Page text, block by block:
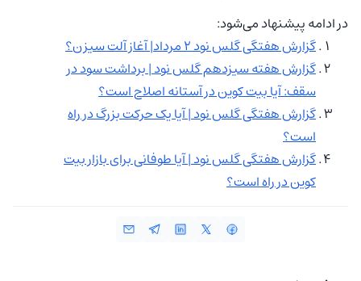
در ادامه پیشنهاد می‌شود:
گزارش هفتگی گلس نود ۲ مرداد| آغاز آلت سیزن؟
گزارش هفته سیزدهم گلس نود | برداشت سود در
سقف: آیا بیت کوین در آستانه اصلاح است؟
گزارش هفتگی گلس نود | آیا یک حرکت بزرگ در راه
است؟
گزارش هفتگی گلس نود | آیا طوفانی برای بازار بیت
کوین در راه است؟